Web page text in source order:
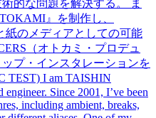
的な問題を解決する。 ま
』を制作し、
紙のメディアとしての可能
（オトカミ・プロデュ
プ・インスタレーションを
TEST) I am TAISHIN
Since 2001, I’ve been
including ambient, breaks,